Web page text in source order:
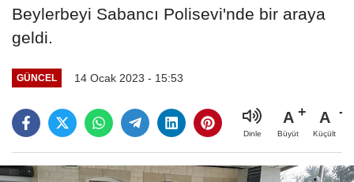
Beylerbeyi Sabancı Polisevi'nde bir araya
geldi.
GÜNCEL 14 Ocak 2023 - 15:53
Dinle
A
Büyüt
A
Küçült